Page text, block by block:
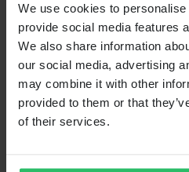
We use cookies to
provide social media features
We also share information
our social media, advertising
may combine it with other
provided to them or that
of their services.
24MX is een onderdeel van Pierce